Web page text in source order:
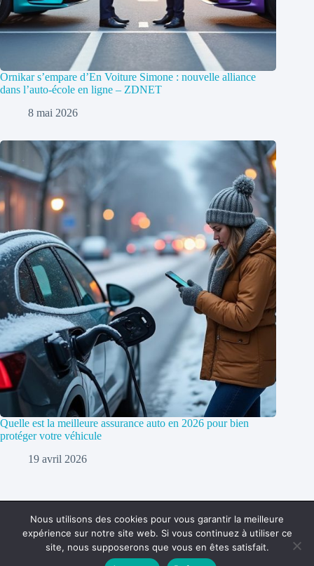
Ornikar s’empare d’En Voiture Simone : nouvelle alliance
dans l’auto-école en ligne – ZDNET
8 mai 2026
Quelle est la meilleure assurance auto en 2026 pour bien
protéger votre véhicule
19 avril 2026
Politique de confidentialité Contact
Nous utilisons des cookies pour vous garantir la meilleure
expérience sur notre site web. Si vous continuez à utiliser ce
site, nous supposerons que vous en êtes satisfait.